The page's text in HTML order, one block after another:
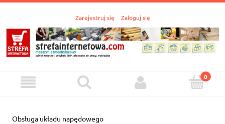
Zarejestruj się Zaloguj się
Obsługa układu napędowego